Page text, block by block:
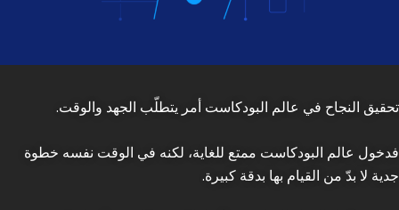
تحقيق النجاح في عالم البودكاست أمر يتطلّب الجهد والوقت.
فدخول عالم البودكاست ممتع للغاية، لكنه في الوقت نفسه خطوة
جدية لا بدّ من القيام بها بدقة كبيرة.